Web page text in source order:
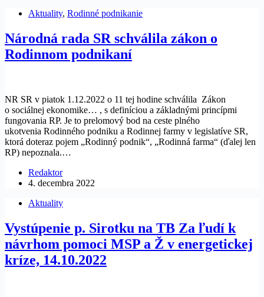
Aktuality, Rodinné podnikanie
Národná rada SR schválila zákon o
Rodinnom podnikaní
NR SR v piatok 1.12.2022 o 11 tej hodine schválila Zákon
o sociálnej ekonomike… , s definíciou a základnými princípmi
fungovania RP. Je to prelomový bod na ceste plného
ukotvenia Rodinného podniku a Rodinnej farmy v legislatíve SR,
ktorá doteraz pojem „Rodinný podnik“, „Rodinná farma“ (ďalej len
RP) nepoznala.…
Redaktor
4. decembra 2022
Aktuality
Vystúpenie p. Sirotku na TB Za ľudí k
návrhom pomoci MSP a Ž v energetickej
kríze, 14.10.2022